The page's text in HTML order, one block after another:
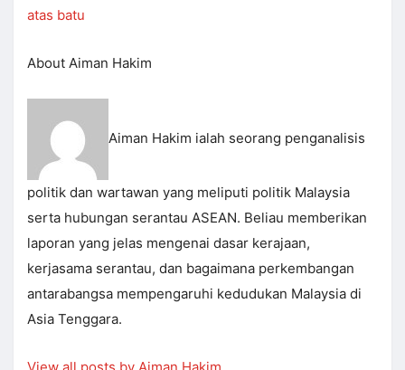
atas batu
About Aiman Hakim
Aiman Hakim ialah seorang penganalisis
politik dan wartawan yang meliputi politik Malaysia
serta hubungan serantau ASEAN. Beliau memberikan
laporan yang jelas mengenai dasar kerajaan,
kerjasama serantau, dan bagaimana perkembangan
antarabangsa mempengaruhi kedudukan Malaysia di
Asia Tenggara.